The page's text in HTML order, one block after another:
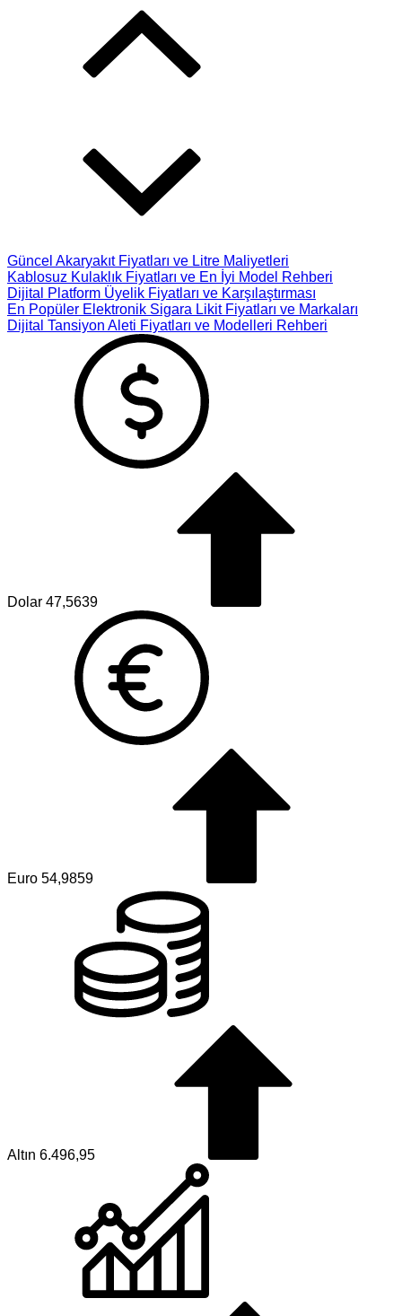
Güncel Akaryakıt Fiyatları ve Litre Maliyetleri
Kablosuz Kulaklık Fiyatları ve En İyi Model Rehberi
Dijital Platform Üyelik Fiyatları ve Karşılaştırması
En Popüler Elektronik Sigara Likit Fiyatları ve Markaları
Dijital Tansiyon Aleti Fiyatları ve Modelleri Rehberi
Dolar 47,5639
Euro 54,9859
Altın 6.496,95